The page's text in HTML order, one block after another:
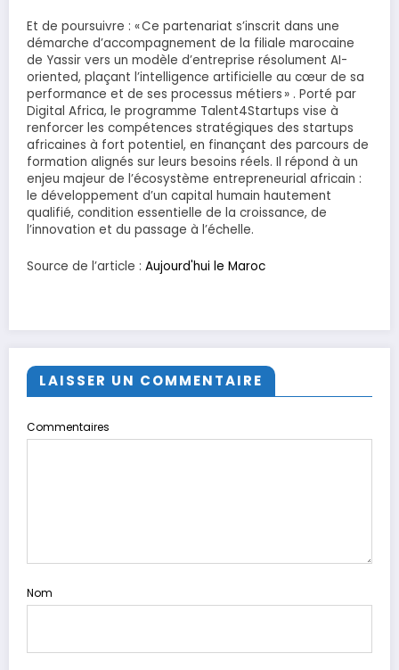
Et de poursuivre : « Ce partenariat s’inscrit dans une
démarche d’accompagnement de la filiale marocaine
de Yassir vers un modèle d’entreprise résolument AI-
oriented, plaçant l’intelligence artificielle au cœur de sa
performance et de ses processus métiers » . Porté par
Digital Africa, le programme Talent4Startups vise à
renforcer les compétences stratégiques des startups
africaines à fort potentiel, en finançant des parcours de
formation alignés sur leurs besoins réels. Il répond à un
enjeu majeur de l’écosystème entrepreneurial africain :
le développement d’un capital humain hautement
qualifié, condition essentielle de la croissance, de
l’innovation et du passage à l’échelle.
Source de l’article : Aujourd'hui le Maroc
LAISSER UN COMMENTAIRE
Commentaires
Nom